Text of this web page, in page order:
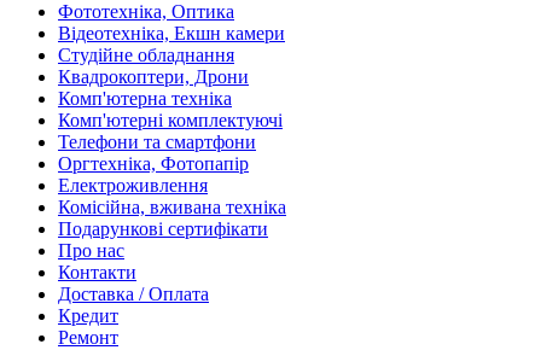
Фототехніка, Оптика
Відеотехніка, Екшн камери
Студійне обладнання
Квадрокоптери, Дрони
Комп'ютерна техніка
Комп'ютерні комплектуючі
Телефони та смартфони
Оргтехніка, Фотопапір
Електроживлення
Комісійна, вживана техніка
Подарункові сертифікати
Про нас
Контакти
Доставка / Оплата
Кредит
Ремонт